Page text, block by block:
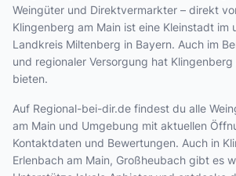
Weingüter und Direktvermarkter – direkt
Klingenberg am Main ist eine Kleinstadt im
Landkreis Miltenberg in Bayern. Auch im
und regionaler Versorgung hat
bieten.
Auf Regional-bei-dir.de findest du alle
am Main und Umgebung mit aktuellen
Kontaktdaten und Bewertungen. Auch in
Erlenbach am Main, Großheubach gibt es